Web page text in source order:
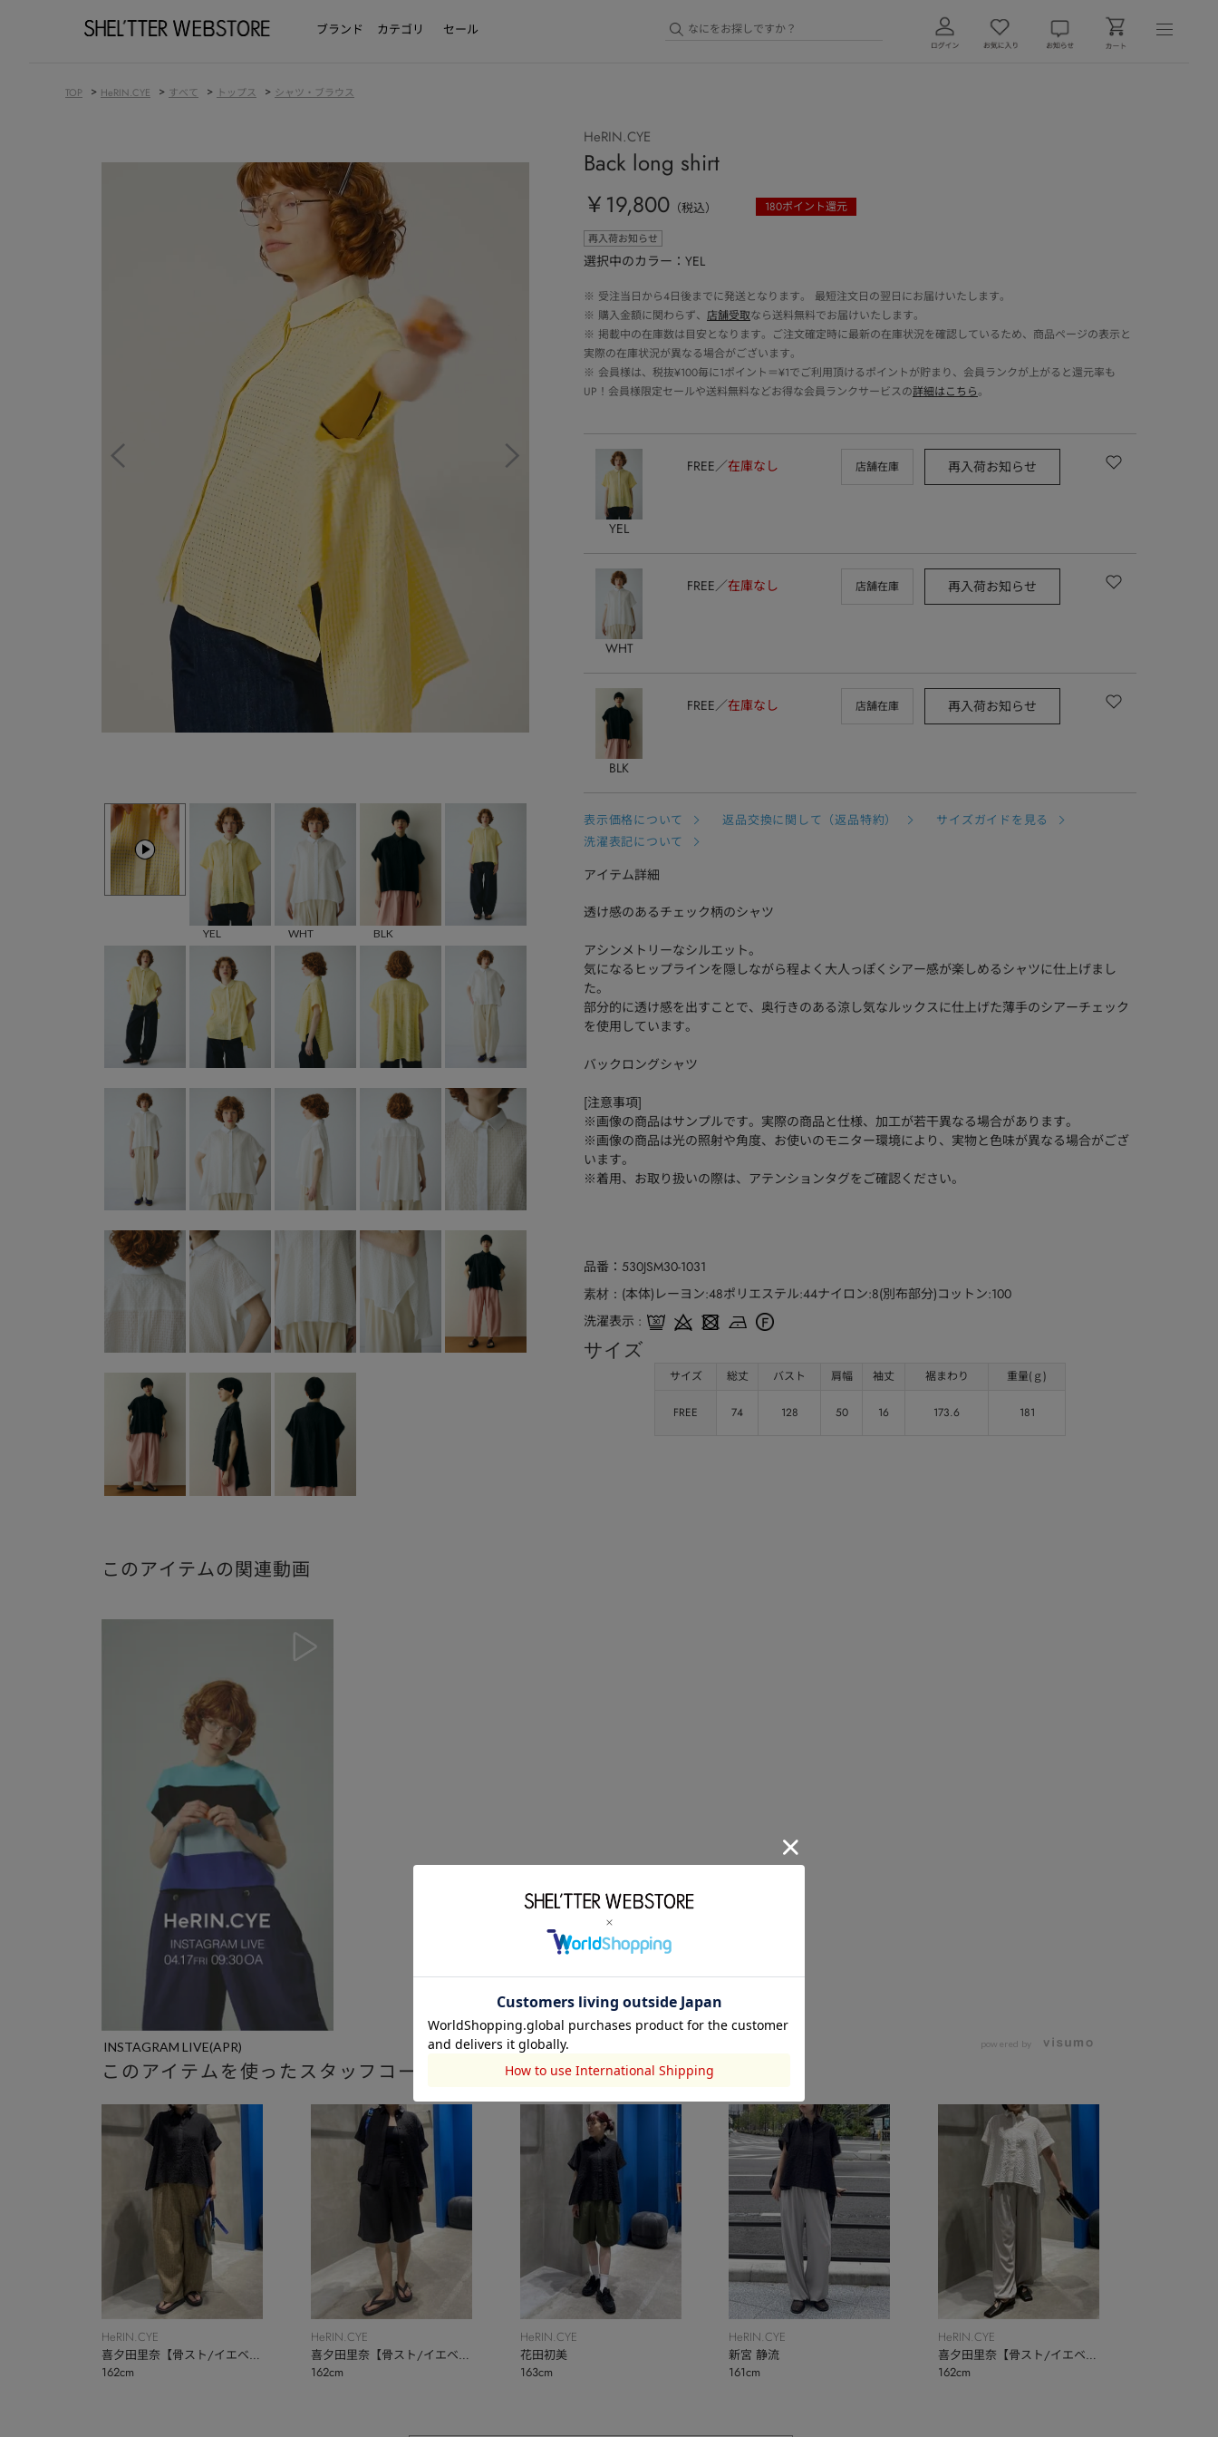
ブランド カテゴリ セール
TOP > HeRIN.CYE > すべて > トップス > シャツ・ブラウス
YEL WHT BLK
HeRIN.CYE
Back long shirt
￥19,800 （税込） 180ポイント還元
再入荷お知らせ
選択中のカラー：YEL
※ 受注当日から4日後までに発送となります。 最短注文日の翌日にお届けいたします。
※ 購入金額に関わらず、 店舗受取なら送料無料でお届けいたします。
※ 掲載中の在庫数は目安となります。ご注文確定時に最新の在庫状況を確認しているため、商品ページの表示と
実際の在庫状況が異なる場合がございます。
※ 会員様は、税抜¥100毎に1ポイント＝¥1でご利用頂けるポイントが貯まり、会員ランクが上がると還元率も
UP！会員様限定セールや送料無料などお得な会員ランクサービスの詳細はこちら。
YEL
FREE 在庫なし 店舗在庫 再入荷お知らせ
WHT
FREE 在庫なし 店舗在庫 再入荷お知らせ
BLK
FREE 在庫なし 店舗在庫 再入荷お知らせ
表示価格について 返品交換に関して（返品特約）
サイズガイドを見る
洗濯表記について
アイテム詳細
透け感のあるチェック柄のシャツ
アシンメトリーなシルエット。
気になるヒップラインを隠しながら程よく大人っぽくシアー感が楽しめるシャツに仕上げまし
た。
部分的に透け感を出すことで、奥行きのある涼し気なルックスに仕上げた薄手のシアーチェック
を使用しています。
バックロングシャツ
[注意事項]
※画像の商品はサンプルです。実際の商品と仕様、加工が若干異なる場合があります。
※画像の商品は光の照射や角度、お使いのモニター環境により、実物と色味が異なる場合がござ
います。
※着用、お取り扱いの際は、アテンションタグをご確認ください。
品番 530JSM30-1031
素材
(本体)レーヨン:48ポリエステル:44ナイロン:8(別布部分)コットン:100
洗濯表示
サイズ
サイズ 総丈 バスト 肩幅 袖丈 裾まわり 重量(ｇ)
FREE 74 128 50 16 173.6 181
このアイテムの関連動画
INSTAGRAM LIVE(APR) powered by
このアイテムを使ったスタッフコーディネート
HeRIN.CYE
喜夕田里奈【骨スト/イエベ
秋】
162cm
HeRIN.CYE
喜夕田里奈【骨スト/イエベ
秋】
162cm
HeRIN.CYE
花田初美
163cm
HeRIN.CYE
新宮 静流
161cm
HeRIN.CYE
喜夕田里奈【骨スト/イエベ
秋】
162cm